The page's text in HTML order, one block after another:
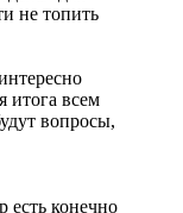
не топить
итога всем
вопросы,
есть конечно